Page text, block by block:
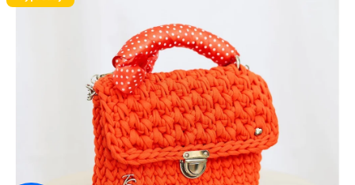
hviezdičiek.